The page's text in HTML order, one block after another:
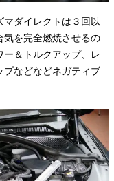
マダイレクトは３回以
気を完全燃焼させるの
＆トルクアップ、レ
プなどなどネガティブ